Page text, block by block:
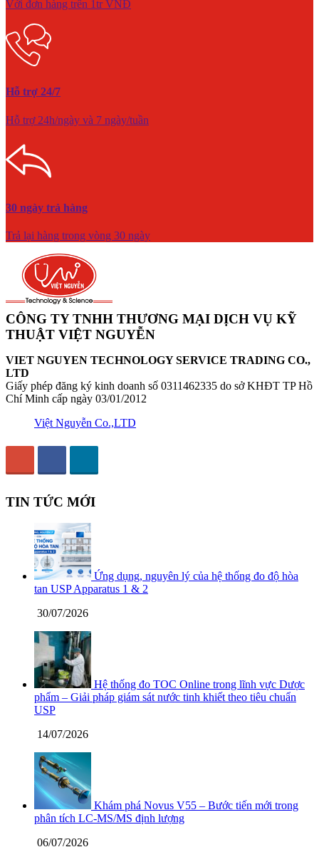
Với đơn hàng trên 1tr VNĐ
Hỗ trợ 24/7
Hỗ trợ 24h/ngày và 7 ngày/tuần
30 ngày trả hàng
Trả lại hàng trong vòng 30 ngày
CÔNG TY TNHH THƯƠNG MẠI DỊCH VỤ KỸ
THUẬT VIỆT NGUYỄN
VIET NGUYEN TECHNOLOGY SERVICE TRADING CO.,
LTD
Giấy phép đăng ký kinh doanh số 0311462335 do sở KHĐT TP Hồ
Chí Minh cấp ngày 03/01/2012
Việt Nguyễn Co.,LTD
TIN TỨC MỚI
Ứng dụng, nguyên lý của hệ thống đo độ hòa
tan USP Apparatus 1 & 2
30/07/2026
Hệ thống đo TOC Online trong lĩnh vực Dược
phẩm – Giải pháp giám sát nước tinh khiết theo tiêu chuẩn
USP
14/07/2026
Khám phá Novus V55 – Bước tiến mới trong
phân tích LC-MS/MS định lượng
06/07/2026